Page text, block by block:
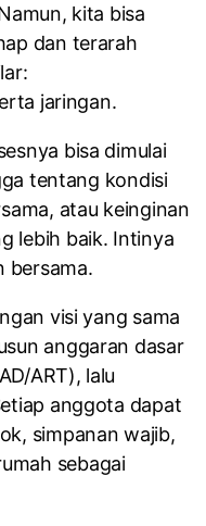
kita bisa
dan terarah
jaringan.
bisa dimulai
tentang kondisi
atau keinginan
lebih baik. Intinya
bersama.
visi yang sama
anggaran dasar
ART), lalu
anggota dapat
simpanan wajib,
sebagai